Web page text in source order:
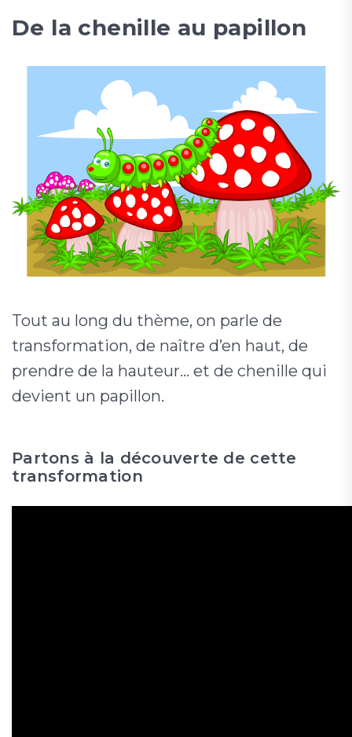
De la chenille au papillon
Tout au long du thème, on parle de
transformation, de naître d’en haut, de
prendre de la hauteur… et de chenille qui
devient un papillon.
Partons à la découverte de cette
transformation